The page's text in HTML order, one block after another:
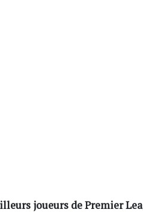
joueurs de Premier